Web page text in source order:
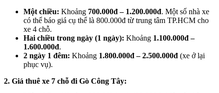
Một chiều: Khoảng 700.000đ – 1.200.000đ. Một số nhà xe
có thể báo giá cụ thể là 800.000đ từ trung tâm TP.HCM cho
xe 4 chỗ.
Hai chiều trong ngày (1 ngày): Khoảng 1.100.000đ –
1.600.000đ.
2 ngày 1 đêm: Khoảng 1.800.000đ – 2.500.000đ (xe ở lại
phục vụ).
2. Giá thuê xe 7 chỗ đi Gò Công Tây: